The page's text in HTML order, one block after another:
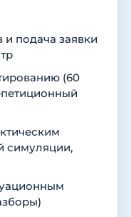
и подача заявки
(60
симуляции,